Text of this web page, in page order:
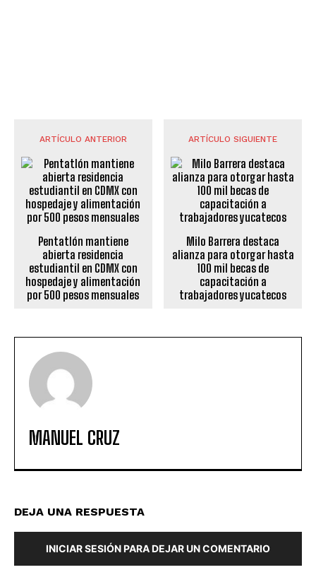
ARTÍCULO ANTERIOR
Pentatlón mantiene
abierta residencia
estudiantil en CDMX con
hospedaje y alimentación
por 500 pesos mensuales
ARTÍCULO SIGUIENTE
Milo Barrera destaca
alianza para otorgar hasta
100 mil becas de
capacitación a
trabajadores yucatecos
MANUEL CRUZ
DEJA UNA RESPUESTA
INICIAR SESIÓN PARA DEJAR UN COMENTARIO